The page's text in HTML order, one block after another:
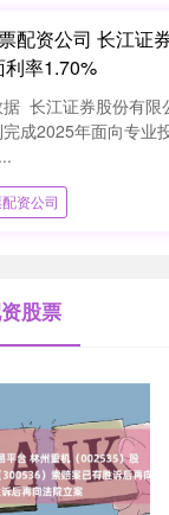
配资公司 长江证
率1.70%
长江证券股份有限
成2025年面向专业
资公司
股票